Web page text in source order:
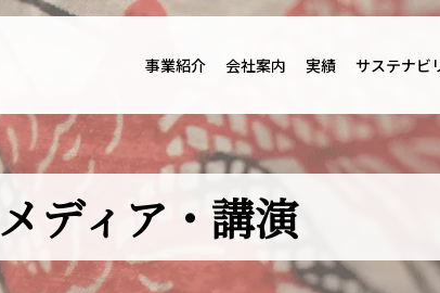
事業紹介 会社案内 実績 サステナビ
メディア・講演